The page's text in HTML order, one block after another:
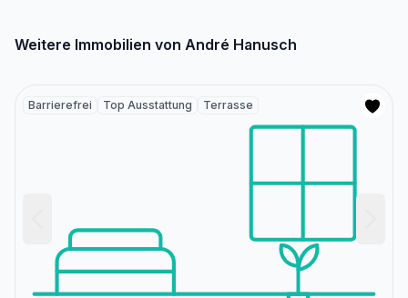
Weitere Immobilien von André Hanusch
Barrierefrei Top Ausstattung Terrasse